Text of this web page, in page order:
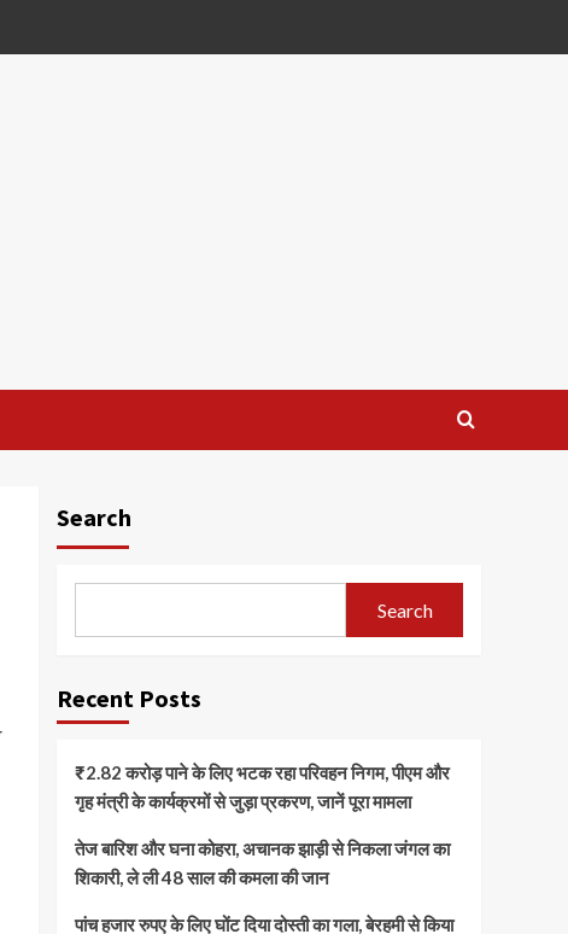
Search
Search
Recent Posts
₹2.82 करोड़ पाने के लिए भटक रहा परिवहन निगम, पीएम और
गृह मंत्री के कार्यक्रमों से जुड़ा प्रकरण, जानें पूरा मामला
तेज बारिश और घना कोहरा, अचानक झाड़ी से निकला जंगल का
शिकारी, ले ली 48 साल की कमला की जान
पांच हजार रुपए के लिए घोंट दिया दोस्ती का गला, बेरहमी से किया